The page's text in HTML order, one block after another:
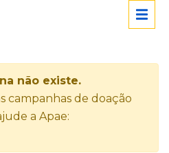
não existe.
campanhas de doação
a Apae: